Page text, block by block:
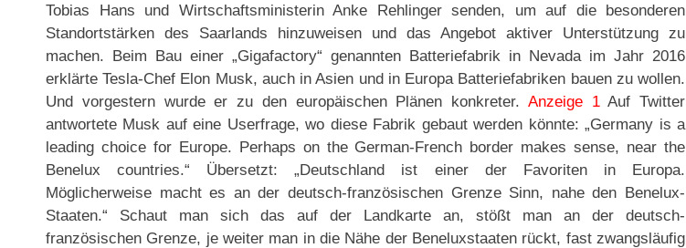
Tobias Hans und Wirtschaftsministerin Anke Rehlinger senden, um auf die besonderen
Standortstärken des Saarlands hinzuweisen und das Angebot aktiver Unterstützung zu
machen. Beim Bau einer „Gigafactory“ genannten Batteriefabrik in Nevada im Jahr 2016
erklärte Tesla-Chef Elon Musk, auch in Asien und in Europa Batteriefabriken bauen zu wollen.
Und vorgestern wurde er zu den europäischen Plänen konkreter. Anzeige 1Auf Twitter
antwortete Musk auf eine Userfrage, wo diese Fabrik gebaut werden könnte: „Germany is a
leading choice for Europe. Perhaps on the German-French border makes sense, near the
Benelux countries.“ Übersetzt: „Deutschland ist einer der Favoriten in Europa.
Möglicherweise macht es an der deutsch-französischen Grenze Sinn, nahe den Benelux-
Staaten.“ Schaut man sich das auf der Landkarte an, stößt man an der deutsch-
französischen Grenze, je weiter man in die Nähe der Beneluxstaaten rückt, fast zwangsläufig